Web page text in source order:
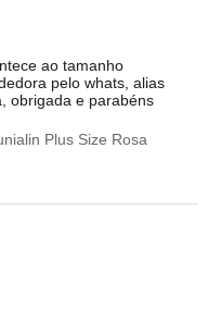
ao tamanho
pelo whats, alias
obrigada e parabéns
Plus Size Rosa